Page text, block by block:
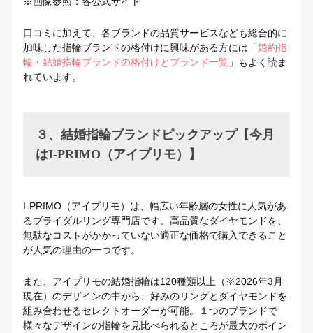
口コミに加えて、各ブランドの品質サービスなども総合的に
加味した指輪ブランドの格付けに興味がある方には「婚約指
輪・結婚指輪ブランドの格付けとブランド一覧 」もよく読ま
れています。
３、結婚指輪ブランドピックアップ【今月
はI-PRIMO（アイプリモ）】
I-PRIMO（アイプリモ）は、幅広い年齢層の女性に人気があ
るブライダルリング専門店です。高品質なダイヤモンドを、
無駄なコストがかかっていない適正な価格で購入できること
が人気の理由の一つです。
また、アイプリモの結婚指輪は120種類以上（※2026年3月
現在）のデザインの中から、好みのリングとダイヤモンドを
組み合わせるセレクトオーダーが可能。１つのブランドで
様々なデザインの指輪を見比べられるところが最大のポイン